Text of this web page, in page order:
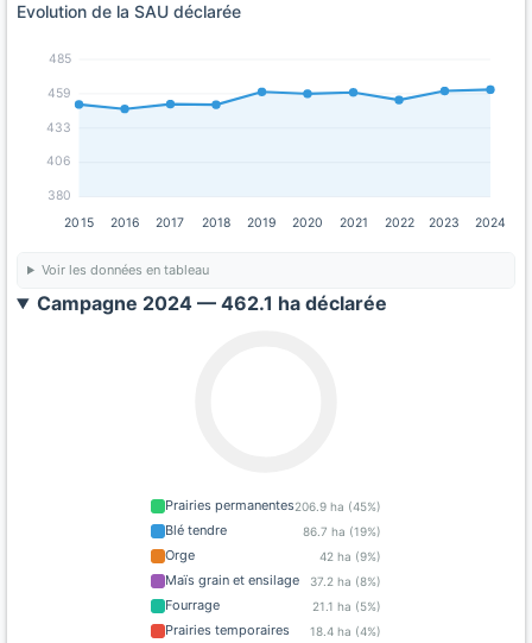
Evolution de la SAU déclarée
380
406
433
459
485
2015 2016 2017 2018 2019 2020 2021 2022 2023 2024
Voir les données en tableau
Campagne 2024 — 462.1 ha déclarée
Prairies permanentes206.9 ha (45%)
Blé tendre 86.7 ha (19%)
Orge 42 ha (9%)
Maïs grain et ensilage 37.2 ha (8%)
Fourrage 21.1 ha (5%)
Prairies temporaires 18.4 ha (4%)